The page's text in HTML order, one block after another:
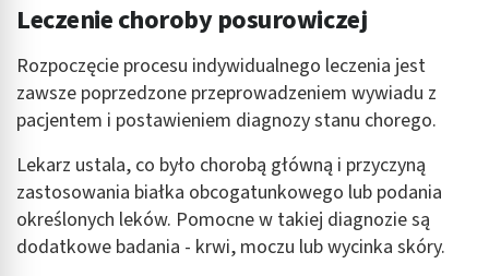
Leczenie choroby posurowiczej
Rozpoczęcie procesu indywidualnego leczenia jest
zawsze poprzedzone przeprowadzeniem wywiadu z
pacjentem i postawieniem diagnozy stanu chorego.
Lekarz ustala, co było chorobą główną i przyczyną
zastosowania białka obcogatunkowego lub podania
określonych leków. Pomocne w takiej diagnozie są
dodatkowe badania - krwi, moczu lub wycinka skóry.
Wydajność (Performance)
Reklama / śledzenie